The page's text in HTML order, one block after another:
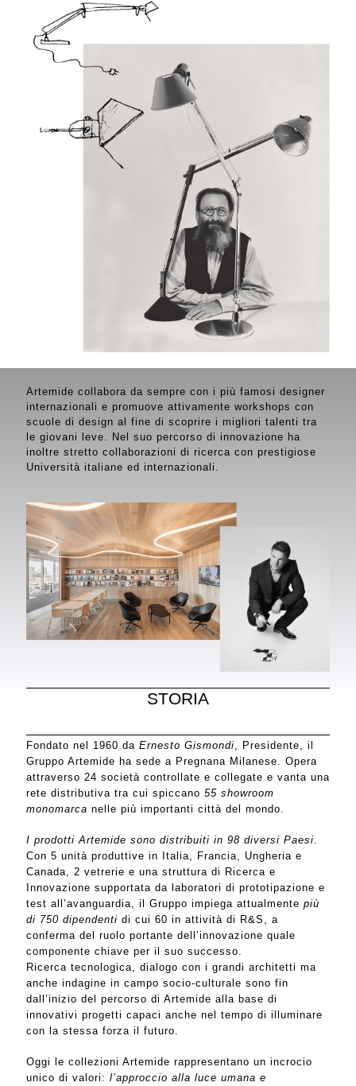
Artemide collabora da sempre con i più famosi designer
internazionali e promuove attivamente workshops con
scuole di design al fine di scoprire i migliori talenti tra
le giovani leve. Nel suo percorso di innovazione ha
inoltre stretto collaborazioni di ricerca con prestigiose
Università italiane ed internazionali.
STORIA
Fondato nel 1960 da Ernesto Gismondi, Presidente, il
Gruppo Artemide ha sede a Pregnana Milanese. Opera
attraverso 24 società controllate e collegate e vanta una
rete distributiva tra cui spiccano 55 showroom
monomarca nelle più importanti città del mondo.
I prodotti Artemide sono distribuiti in 98 diversi Paesi.
Con 5 unità produttive in Italia, Francia, Ungheria e
Canada, 2 vetrerie e una struttura di Ricerca e
Innovazione supportata da laboratori di prototipazione e
test all’avanguardia, il Gruppo impiega attualmente più
di 750 dipendenti di cui 60 in attività di R&S, a
conferma del ruolo portante dell’innovazione quale
componente chiave per il suo successo.
Ricerca tecnologica, dialogo con i grandi architetti ma
anche indagine in campo socio-culturale sono fin
dall’inizio del percorso di Artemide alla base di
innovativi progetti capaci anche nel tempo di illuminare
con la stessa forza il futuro.
Oggi le collezioni Artemide rappresentano un incrocio
unico di valori: l’approccio alla luce umana e